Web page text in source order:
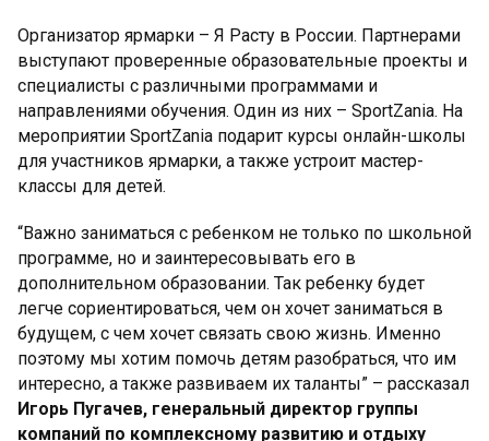
Организатор ярмарки – Я Расту в России. Партнерами
выступают проверенные образовательные проекты и
специалисты с различными программами и
направлениями обучения. Один из них – SportZania. На
мероприятии SportZania подарит курсы онлайн-школы
для участников ярмарки, а также устроит мастер-
классы для детей.
“Важно заниматься с ребенком не только по школьной
программе, но и заинтересовывать его в
дополнительном образовании. Так ребенку будет
легче сориентироваться, чем он хочет заниматься в
будущем, с чем хочет связать свою жизнь. Именно
поэтому мы хотим помочь детям разобраться, что им
интересно, а также развиваем их таланты” – рассказал
Игорь Пугачев, генеральный директор группы
компаний по комплексному развитию и отдыху